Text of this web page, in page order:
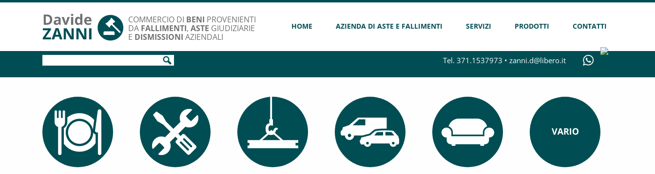
COMMERCIO DI BENI PROVENIENTI
DA FALLIMENTI, ASTE GIUDIZIARIE
E DISMISSIONI AZIENDALI
HOME AZIENDA DI ASTE E FALLIMENTI SERVIZI PRODOTTI CONTATTI
Tel. 371.1537973 • zanni.d@libero.it
RISTORAZIONE
MECCANICA E
ATTREZZATURE
DI OFFICINA
EDILIZIA
AUTOVETTURE E
FURGONI
ARREDAMENTO